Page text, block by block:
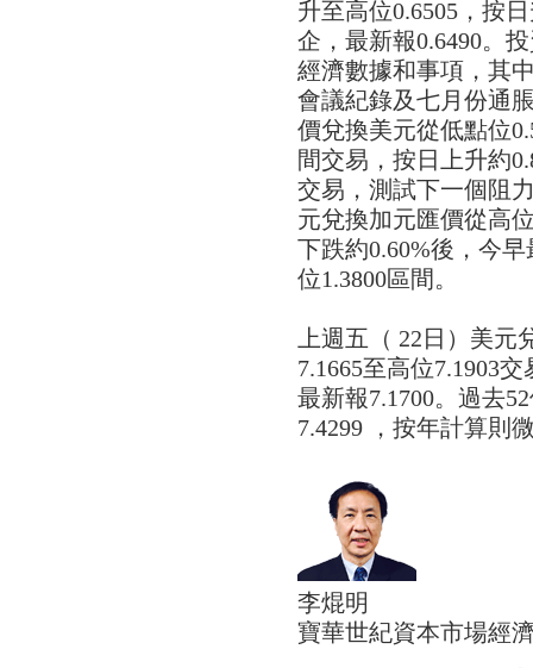
升至高位0.6505，按
企，最新報0.6490。
經濟數據和事項，其
會議紀錄及七月份通
價兌換美元從低點位
間交易，按日上升約
交易，測試下一個阻
元兌換加元匯價從高
下跌約0.60%後，今
位1.3800區間。
上週五（ 22日）美
7.1665至高位7.1903
最新報7.1700。過去
7.4299 ，按年計算則
李焜明
寶華世紀資本市場經